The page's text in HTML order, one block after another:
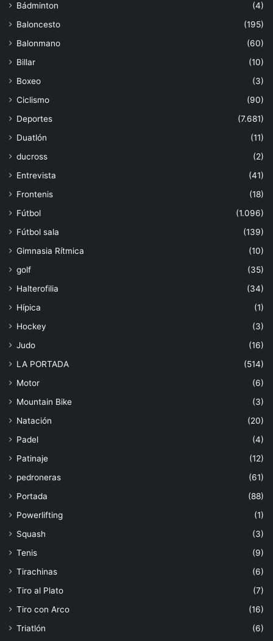
Bádminton
(4)
Baloncesto
(195)
Balonmano
(60)
Billar
(10)
Boxeo
(3)
Ciclismo
(90)
Deportes
(7.681)
Duatlón
(11)
ducross
(2)
Entrevista
(41)
Frontenis
(18)
Fútbol
(1.096)
Fútbol sala
(139)
Gimnasia Rítmica
(10)
golf
(35)
Halterofilia
(34)
Hípica
(1)
Hockey
(3)
Judo
(16)
LA PORTADA
(514)
Motor
(6)
Mountain Bike
(3)
Natación
(20)
Padel
(4)
Patinaje
(12)
pedroneras
(61)
Portada
(88)
Powerlifting
(1)
Squash
(3)
Tenis
(9)
Tirachinas
(6)
Tiro al Plato
(7)
Tiro con Arco
(16)
Triatlón
(6)